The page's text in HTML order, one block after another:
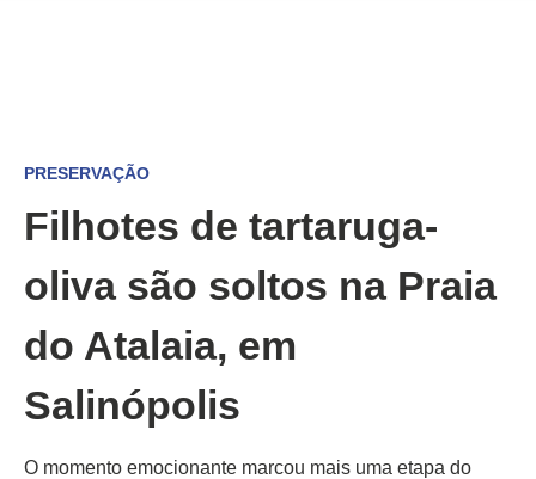
PRESERVAÇÃO
Filhotes de tartaruga-
oliva são soltos na Praia
do Atalaia, em
Salinópolis
O momento emocionante marcou mais uma etapa do